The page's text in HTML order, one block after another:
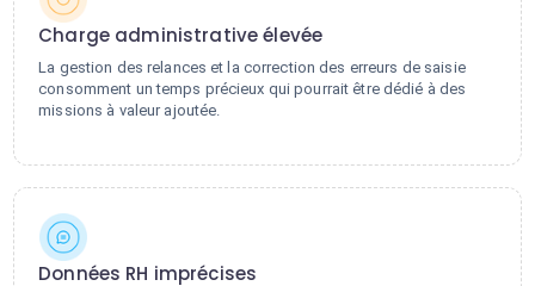
Charge administrative élevée
La gestion des relances et la correction des erreurs de saisie
consomment un temps précieux qui pourrait être dédié à des
missions à valeur ajoutée.
Données RH imprécises